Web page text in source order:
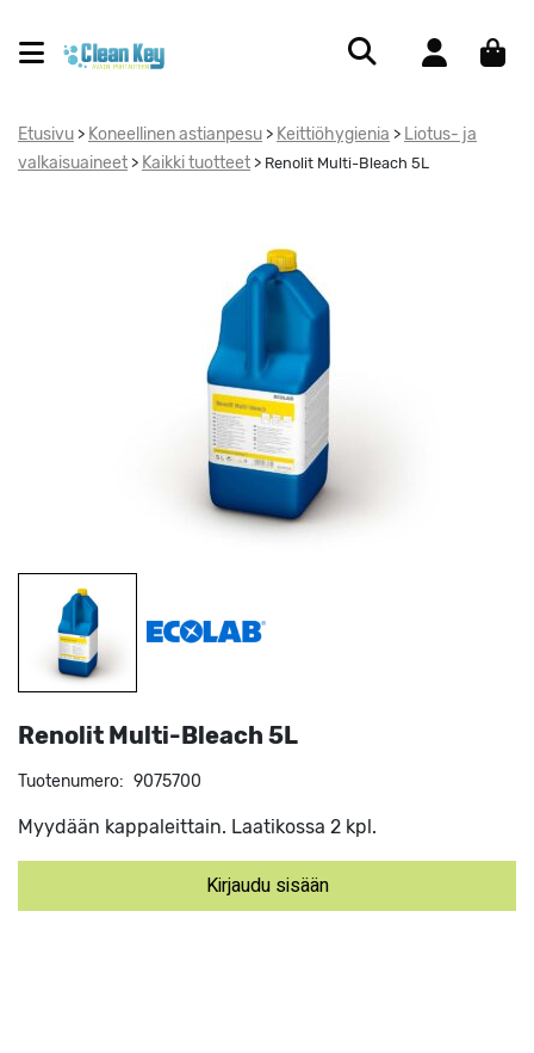
Etusivu > Koneellinen astianpesu > Keittiöhygienia > Liotus- ja
valkaisuaineet > Kaikki tuotteet > Renolit Multi-Bleach 5L
Renolit Multi-Bleach 5L
Tuotenumero: 9075700
Myydään kappaleittain. Laatikossa 2 kpl.
Kirjaudu sisään